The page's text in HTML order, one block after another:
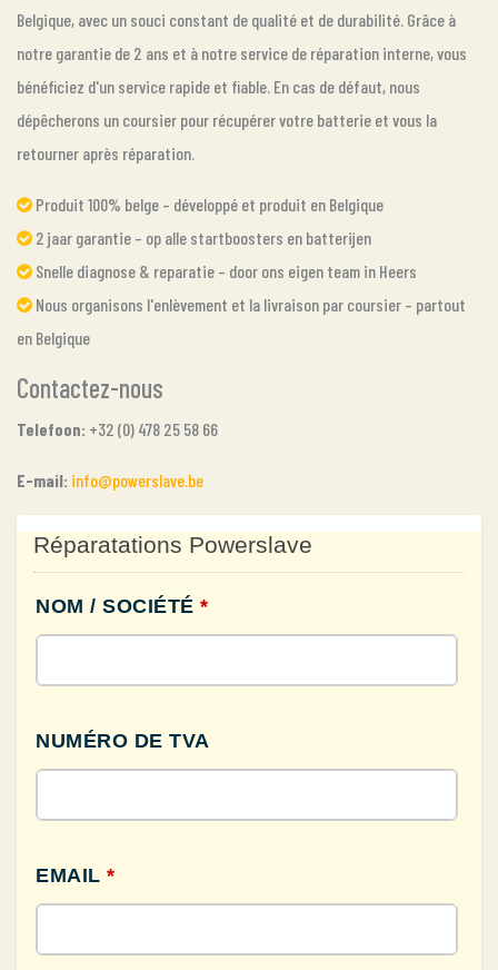
Belgique, avec un souci constant de qualité et de durabilité. Grâce à
notre garantie de 2 ans et à notre service de réparation interne, vous
bénéficiez d'un service rapide et fiable. En cas de défaut, nous
dépêcherons un coursier pour récupérer votre batterie et vous la
retourner après réparation.
Produit 100% belge – développé et produit en Belgique
2 jaar garantie – op alle startboosters en batterijen
Snelle diagnose & reparatie – door ons eigen team in Heers
Nous organisons l'enlèvement et la livraison par coursier – partout
en Belgique
Contactez-nous
Telefoon: +32 (0) 478 25 58 66
E-mail: info@powerslave.be